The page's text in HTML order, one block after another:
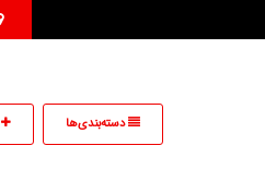
دسته‌بندی‌ها